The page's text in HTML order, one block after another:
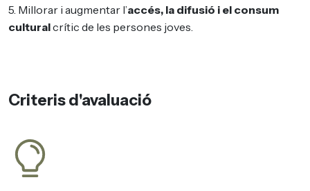
5. Millorar i augmentar l’accés, la difusió i el consum
culturalcrític de les persones joves.
Criteris d'avaluació